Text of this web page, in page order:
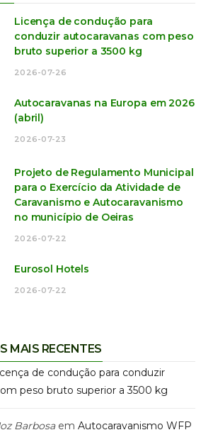
Licença de condução para
conduzir autocaravanas com peso
bruto superior a 3500 kg
2026-07-26
Autocaravanas na Europa em 2026
(abril)
2026-07-23
Projeto de Regulamento Municipal
para o Exercício da Atividade de
Caravanismo e Autocaravanismo
no município de Oeiras
2026-07-22
Eurosol Hotels
2026-07-22
MAIS RECENTES
de condução para conduzir
peso bruto superior a 3500 kg
Barbosaem Autocaravanismo WFP